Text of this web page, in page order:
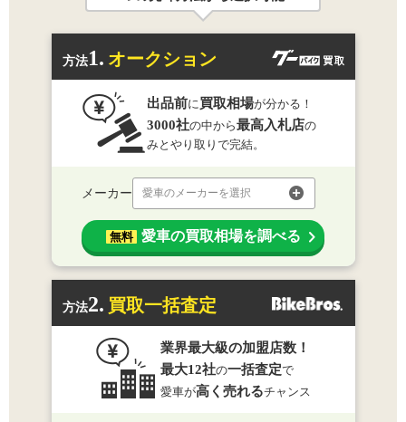
方法1. オークション
出品前に買取相場が分かる！
3000社の中から最高入札店の
みとやり取りで完結。
メーカー 愛車のメーカーを選択
無料 愛車の買取相場を調べる
方法2. 買取一括査定
業界最大級の加盟店数！
最大12社の一括査定で
愛車が高く売れるチャンス